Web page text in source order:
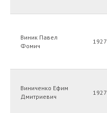
Виник Павел
Фомич
1927
Виниченко Ефим
Дмитриевич
1927